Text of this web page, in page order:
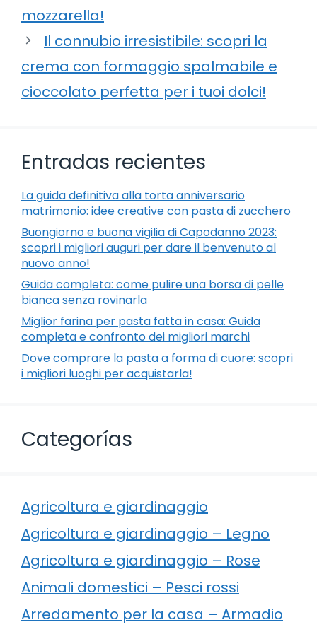
mozzarella!
Il connubio irresistibile: scopri la
crema con formaggio spalmabile e
cioccolato perfetta per i tuoi dolci!
Entradas recientes
La guida definitiva alla torta anniversario
matrimonio: idee creative con pasta di zucchero
Buongiorno e buona vigilia di Capodanno 2023:
scopri i migliori auguri per dare il benvenuto al
nuovo anno!
Guida completa: come pulire una borsa di pelle
bianca senza rovinarla
Miglior farina per pasta fatta in casa: Guida
completa e confronto dei migliori marchi
Dove comprare la pasta a forma di cuore: scopri
i migliori luoghi per acquistarla!
Categorías
Agricoltura e giardinaggio
Agricoltura e giardinaggio – Legno
Agricoltura e giardinaggio – Rose
Animali domestici – Pesci rossi
Arredamento per la casa – Armadio